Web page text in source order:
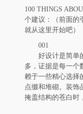
100 THINGS
个建议：（前面的
就从这里开始吧）
001
好设计是简单的
多，证据是每一个
赖于一些精心选择
点缀和堆砌。装饰
掩盖结构的苍白时